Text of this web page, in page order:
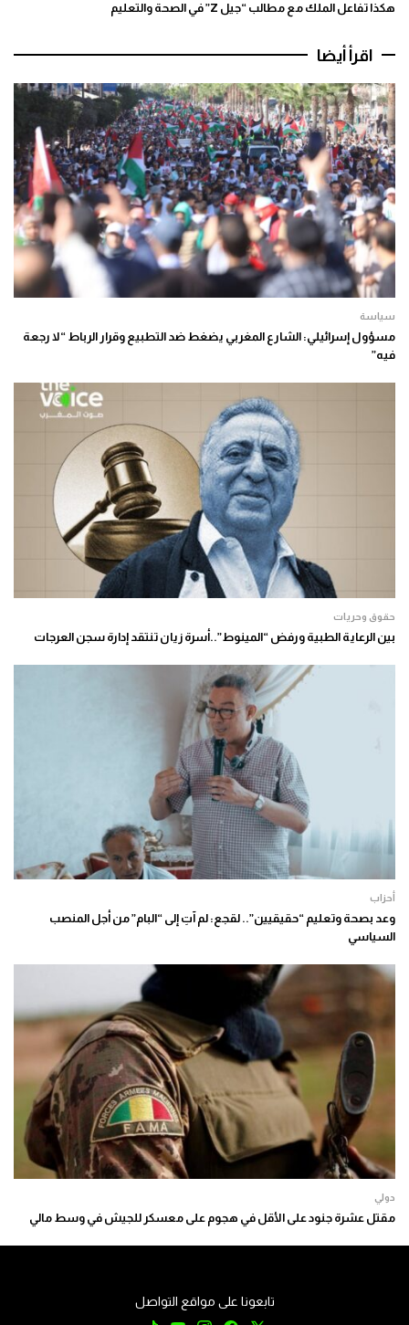
هكذا تفاعل الملك مع مطالب “جيل Z” في الصحة والتعليم
اقرأ أيضا
سياسة
مسؤول إسرائيلي: الشارع المغربي يضغط ضد التطبيع وقرار الرباط “لا رجعة
فيه”
حقوق وحريات
بين الرعاية الطبية ورفض “المينوط”..أسرة زيان تنتقد إدارة سجن العرجات
أحزاب
وعد بصحة وتعليم “حقيقيين”.. لقجع: لم آتِ إلى “البام” من أجل المنصب
السياسي
دولي
مقتل عشرة جنود على الأقل في هجوم على معسكر للجيش في وسط مالي
تابعونا على مواقع التواصل